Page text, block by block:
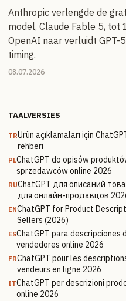
Anthropic verlengde de
model, Claude Fable 5, tot
OpenAI naar verluidt GPT-
timing.
08.07.2026
TAALVERSIES
TRÜrün açıklamaları için
rehberi
PLChatGPT do opisów
sprzedawców online 2026
RUChatGPT для описаний
для онлайн-продавцов
ENChatGPT for Product
Sellers (2026)
ESChatGPT para
vendedores online 2026
FRChatGPT pour les
vendeurs en ligne 2026
ITChatGPT per descrizioni
online 2026